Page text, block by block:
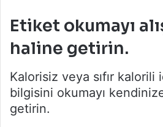
Etiket okumayı
haline getirin.
Kalorisiz veya sıfır
bilgisini okumayı
getirin.